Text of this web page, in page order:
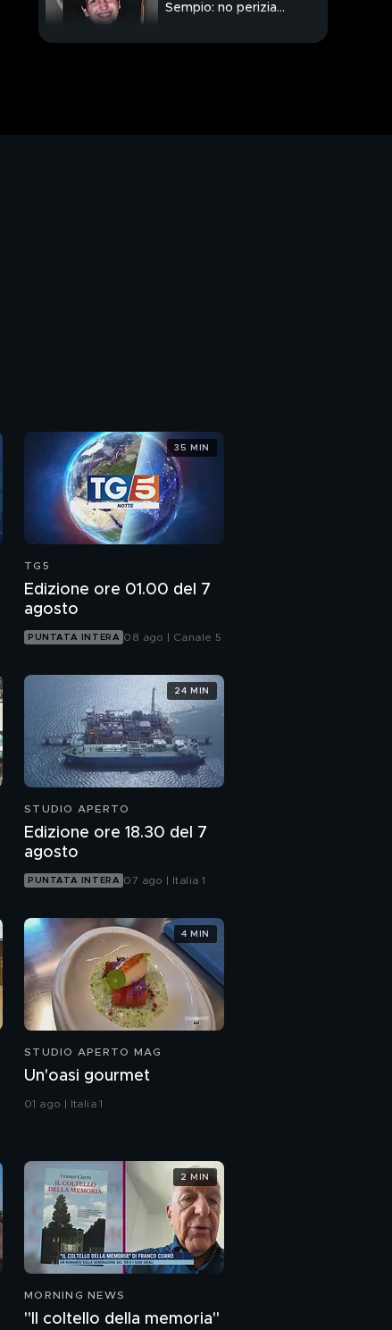
Sempio: no perizia
TG5
Edizione ore 01.00 del 7
agosto
PUNTATA INTERA 08 ago | Canale 5
35 MIN
STUDIO APERTO
Edizione ore 18.30 del 7
agosto
PUNTATA INTERA 07 ago | Italia 1
24 MIN
STUDIO APERTO MAG
Un'oasi gourmet
01 ago | Italia 1
4 MIN
MORNING NEWS
"Il coltello della memoria"
2 MIN